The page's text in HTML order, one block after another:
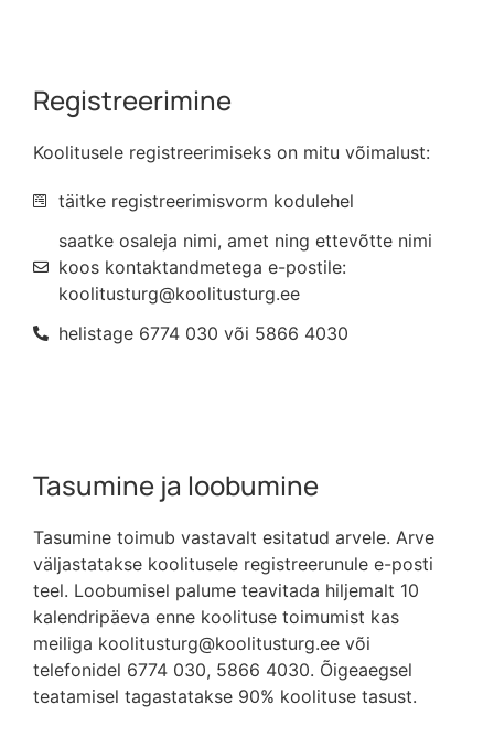
Registreerimine
Koolitusele registreerimiseks on mitu võimalust:
täitke registreerimisvorm kodulehel
saatke osaleja nimi, amet ning ettevõtte nimi
koos kontaktandmetega e-postile:
koolitusturg@koolitusturg.ee
helistage 6774 030 või 5866 4030
Tasumine ja loobumine
Tasumine toimub vastavalt esitatud arvele. Arve
väljastatakse koolitusele registreerunule e-posti
teel. Loobumisel palume teavitada hiljemalt 10
kalendripäeva enne koolituse toimumist kas
meiliga koolitusturg@koolitusturg.ee või
telefonidel 6774 030, 5866 4030. Õigeaegsel
teatamisel tagastatakse 90% koolituse tasust.